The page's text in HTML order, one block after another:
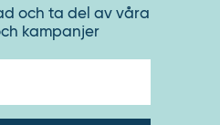
och ta del av våra
kampanjer